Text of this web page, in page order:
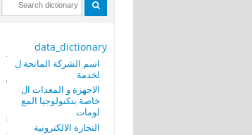
data_dictionary
اسم الشركة المانحة ل
لخدمة
الاجهزة و المعدات ال
خاصة بتكنولوجيا المع
لومات
التجارة الالكترونية